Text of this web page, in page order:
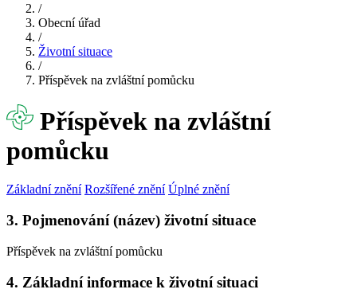
/
Obecní úřad
/
Životní situace
/
Příspěvek na zvláštní pomůcku
Příspěvek na zvláštní
pomůcku
Základní znění Rozšířené znění Úplné znění
3. Pojmenování (název) životní situace
Příspěvek na zvláštní pomůcku
4. Základní informace k životní situaci